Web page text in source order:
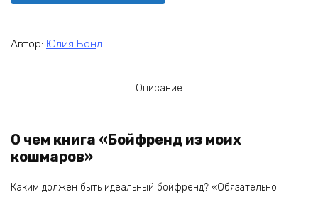
Автор: Юлия Бонд
Описание
О чем книга «Бойфренд из моих
кошмаров»
Каким должен быть идеальный бойфренд? «Обязательно